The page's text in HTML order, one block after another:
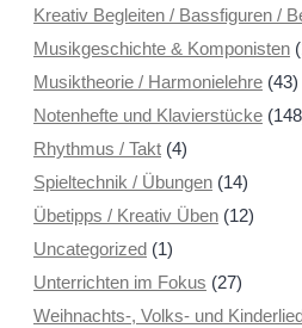
Kreativ Begleiten / Bassfiguren /
Musikgeschichte & Komponisten
Musiktheorie / Harmonielehre(43)
Notenhefte und Klavierstücke
Rhythmus / Takt(4)
Spieltechnik / Übungen(14)
Übetipps / Kreativ Üben(12)
Uncategorized(1)
Unterrichten im Fokus (27)
Weihnachts-, Volks- und